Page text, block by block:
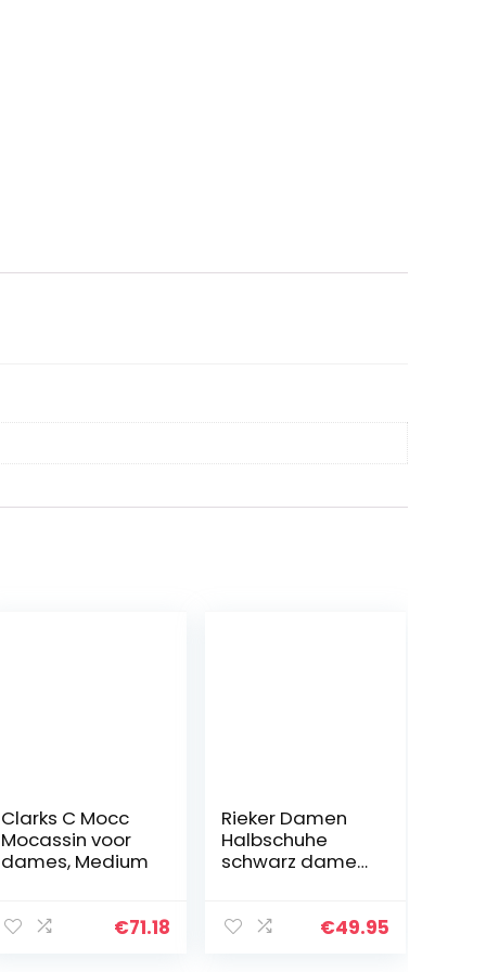
Clarks C Mocc
Mocassin voor
dames, Medium
€71.18
Rieker Damen
Halbschuhe
schwarz dames
€49.95